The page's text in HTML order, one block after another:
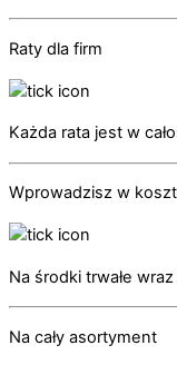
Raty dla firm
Każda rata jest w
Wprowadzisz w
Na środki trwałe
Na cały asortyment